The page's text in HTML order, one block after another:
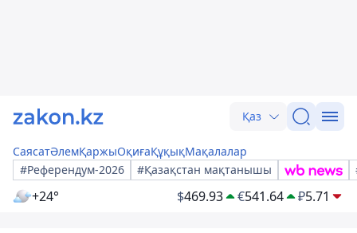
Қаз
СаясатӘлемҚаржыОқиғаҚұқықМақалалар
#Референдум-2026
#Қазақстан мақтанышы
+24° $469.93 €541.64 ₽5.71